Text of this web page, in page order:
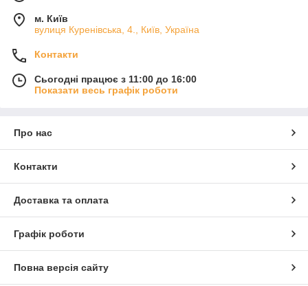
м. Київ
вулиця Куренівська, 4., Київ, Україна
Контакти
Сьогодні працює з 11:00 до 16:00
Показати весь графік роботи
Про нас
Контакти
Доставка та оплата
Графік роботи
Повна версія сайту